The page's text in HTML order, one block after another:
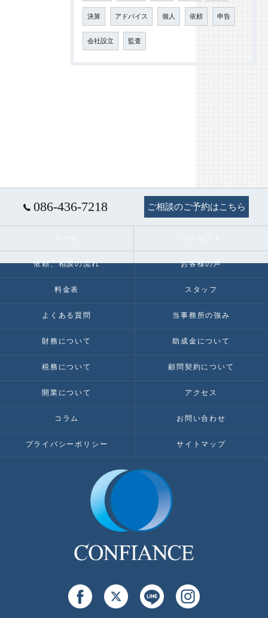
決算 アドバイス 個人 依頼 申告
会社設立 監査
086-436-7218 ご相談のご予約はこちら
依頼、相談の流れ お客様の声
料金表 スタッフ
よくある質問 当事務所の強み
財務について 助成金について
税務について 顧問契約について
開業について アクセス
コラム お問い合わせ
プライバシーポリシー サイトマップ